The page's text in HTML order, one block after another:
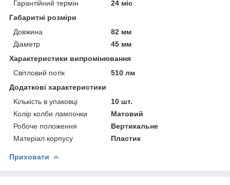
Гарантійний термін
24 міс
Габаритні розміри
Довжина
82 мм
Діаметр
45 мм
Характеристики випромінювання
Світловий потік
510 лм
Додаткові характеристики
Кількість в упаковці
10 шт.
Колір колби лампочки
Матовий
Робоче положення
Вертикальне
Матеріал корпусу
Пластик
Приховати